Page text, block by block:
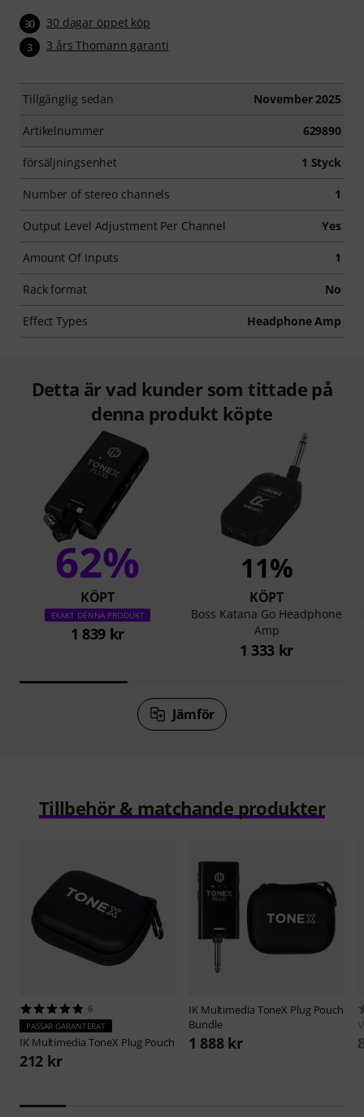
30 30 dagar öppet köp
3 3 års Thomann garanti
Tillgänglig sedan November 2025
Artikelnummer 629890
försäljningsenhet 1 Styck
Number of stereo channels 1
Output Level Adjustment Per Channel Yes
Amount Of Inputs 1
Rack format No
Effect Types Headphone Amp
Detta är vad kunder som tittade på
denna produkt köpte
62%
KÖPT
EXAKT DENNA PRODUKT
1 839 kr
11%
KÖPT
Boss Katana Go Headphone
Amp
1 333 kr
Jämför
Tillbehör & matchande produkter
6
PASSAR GARANTERAT
IK Multimedia ToneX Plug Pouch
212 kr
IK Multimedia ToneX Plug Pouch
Bundle
1 888 kr